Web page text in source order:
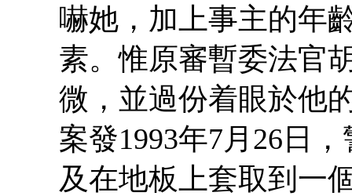
嚇她，加上事主的年
素。惟原審暫委法官
微，並過份着眼於他
案發1993年7月26日
及在地板上套取到一